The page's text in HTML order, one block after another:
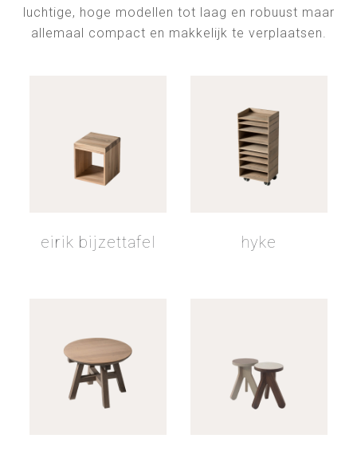
luchtige, hoge modellen tot laag en robuust maar
allemaal compact en makkelijk te verplaatsen.
eirik bijzettafel hyke